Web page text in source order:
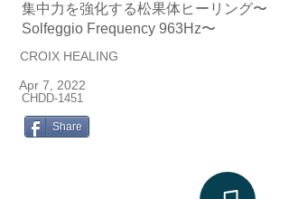
集中力を強化する松果体ヒーリング〜
Solfeggio Frequency 963Hz〜
CROIX HEALING
Apr 7, 2022
CHDD-1451
Share